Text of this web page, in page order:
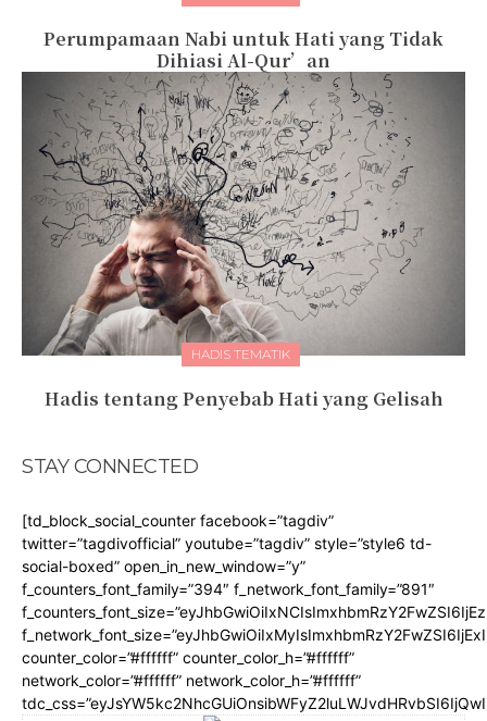
Perumpamaan Nabi untuk Hati yang Tidak
Dihiasi Al-Qur’an
HADIS TEMATIK
Hadis tentang Penyebab Hati yang Gelisah
STAY CONNECTED
[td_block_social_counter facebook=”tagdiv”
twitter=”tagdivofficial” youtube=”tagdiv” style=”style6 td-
social-boxed” open_in_new_window=”y”
f_counters_font_family=”394″ f_network_font_family=”891″
counter_color=”#ffffff” counter_color_h=”#ffffff”
network_color=”#ffffff” network_color_h=”#ffffff”